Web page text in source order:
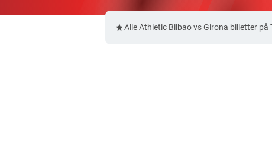
Alle Athletic Bilbao vs Girona billetter